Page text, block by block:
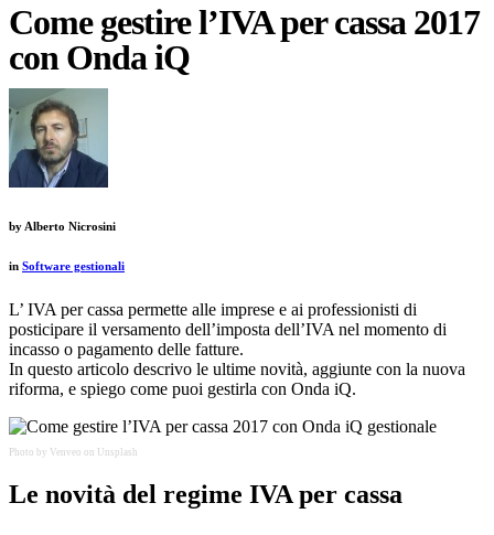
Come gestire l’IVA per cassa 2017
con Onda iQ
by Alberto Nicrosini
in Software gestionali
L’ IVA per cassa permette alle imprese e ai professionisti di
posticipare il versamento dell’imposta dell’IVA nel momento di
incasso o pagamento delle fatture.
In questo articolo descrivo le ultime novità, aggiunte con la nuova
riforma, e spiego come puoi gestirla con Onda iQ.
Photo by Venveo on Unsplash
Le novità del regime IVA per cassa